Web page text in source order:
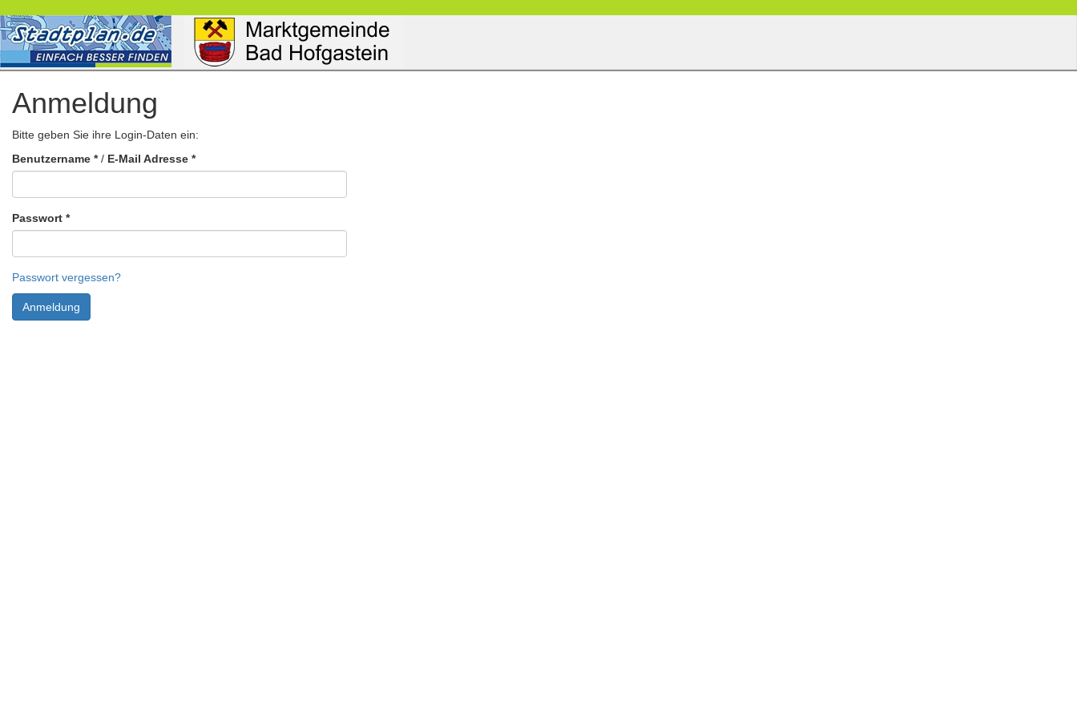
Stadtpläne Produkte Impressum Datenschutzbestimmung
Anmeldung
Bitte geben Sie ihre Login-Daten ein:
Benutzername */ E-Mail Adresse *
Passwort *
Passwort vergessen?